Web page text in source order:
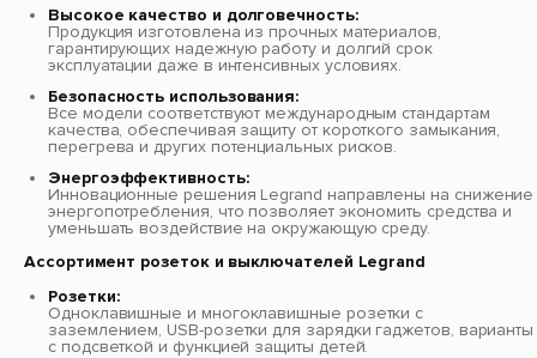
Высокое качество и долговечность:
Продукция изготовлена из прочных материалов,
гарантирующих надежную работу и долгий срок
эксплуатации даже в интенсивных условиях.
Безопасность использования:
Все модели соответствуют международным стандартам
качества, обеспечивая защиту от короткого замыкания,
перегрева и других потенциальных рисков.
Энергоэффективность:
Инновационные решения Legrand направлены на снижение
энергопотребления, что позволяет экономить средства и
уменьшать воздействие на окружающую среду.
Ассортимент розеток и выключателей Legrand
Розетки:
Одноклавишные и многоклавишные розетки с
заземлением, USB-розетки для зарядки гаджетов, варианты
с подсветкой и функцией защиты детей.